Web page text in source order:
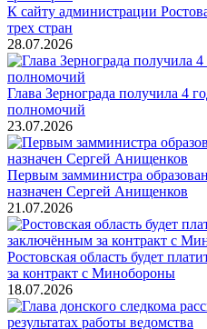
К сайту администрации
трех стран
28.07.2026
Глава Зернограда получила 4
полномочий
23.07.2026
Первым замминистра
назначен Сергей Анищенков
21.07.2026
Ростовская область будет
за контракт с Минобороны
18.07.2026